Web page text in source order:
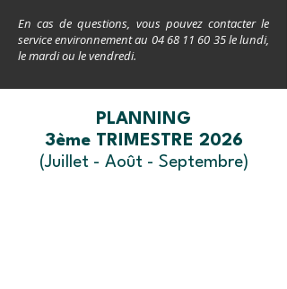
En cas de questions, vous pouvez contacter le
service environnement au 04 68 11 60 35le lundi,
le mardi ou le vendredi.
PLANNING
3ème TRIMESTRE 2026
(Juillet - Août - Septembre)